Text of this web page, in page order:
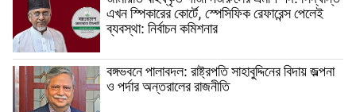
এখন স্পিকারের কোর্টে, স্পেসিফিক রেফারেন্স পেলেই
ব্যবস্থা: নির্বাচন কমিশনার
বঙ্গভবনে পালাবদল: রাষ্ট্রপতি সাহাবুদ্দিনের বিদায় জল্পনা
ও পর্দার অন্তরালের রাজনীতি